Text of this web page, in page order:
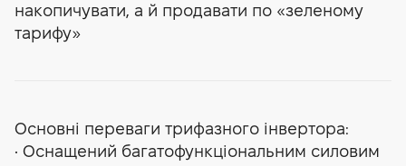
накопичувати, а й продавати по «зеленому
тарифу»
Основні переваги трифазного інвертора:
• Оснащений багатофункціональним силовим